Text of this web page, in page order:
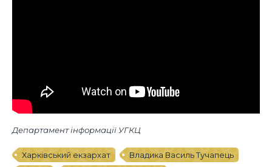
Департамент інформації УГКЦ
Харківський екзархат
Владика Василь Тучапець